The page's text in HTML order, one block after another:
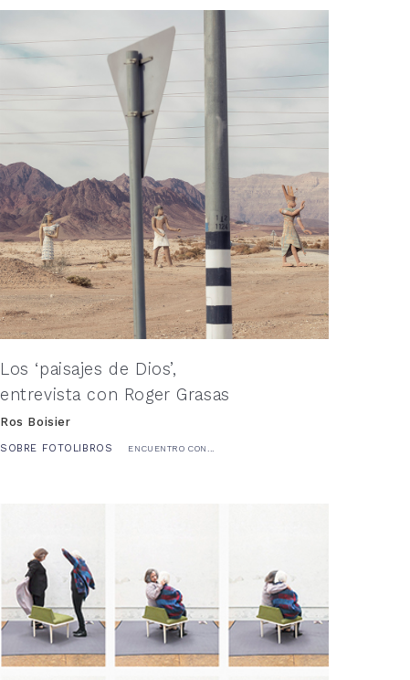
Los ‘paisajes de Dios’,
entrevista con Roger Grasas
Ros Boisier
SOBRE FOTOLIBROS ENCUENTRO CON...